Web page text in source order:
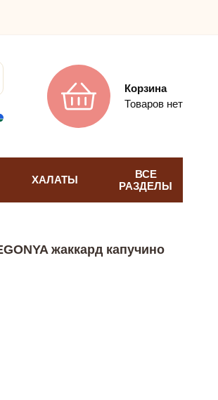
Корзина
Товаров нет
ХАЛАТЫ
ВСЕ
РАЗДЕЛЫ
жаккард капучино